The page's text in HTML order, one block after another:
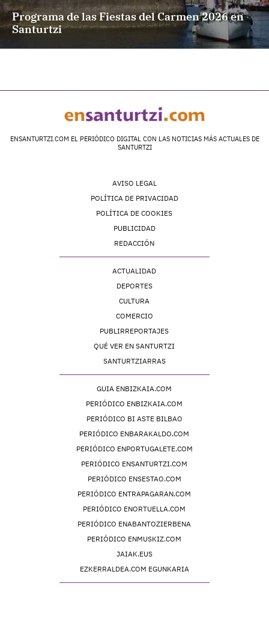
Programa de las Fiestas del Carmen 2026 en
Santurtzi
ENSANTURTZI.COM EL PERIÓDICO DIGITAL CON LAS NOTICIAS MÁS ACTUALES DE
SANTURTZI
AVISO LEGAL
POLÍTICA DE PRIVACIDAD
POLÍTICA DE COOKIES
PUBLICIDAD
REDACCIÓN
ACTUALIDAD
DEPORTES
CULTURA
COMERCIO
PUBLIRREPORTAJES
QUÉ VER EN SANTURTZI
SANTURTZIARRAS
GUIA ENBIZKAIA.COM
PERIÓDICO ENBIZKAIA.COM
PERIÓDICO BI ASTE BILBAO
PERIÓDICO ENBARAKALDO.COM
PERIÓDICO ENPORTUGALETE.COM
PERIÓDICO ENSANTURTZI.COM
PERIÓDICO ENSESTAO.COM
PERIÓDICO ENTRAPAGARAN.COM
PERIÓDICO ENORTUELLA.COM
PERIÓDICO ENABANTOZIERBENA
PERIÓDICO ENMUSKIZ.COM
JAIAK.EUS
EZKERRALDEA.COM EGUNKARIA